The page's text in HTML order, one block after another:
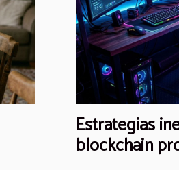
Estrategias
blockchain